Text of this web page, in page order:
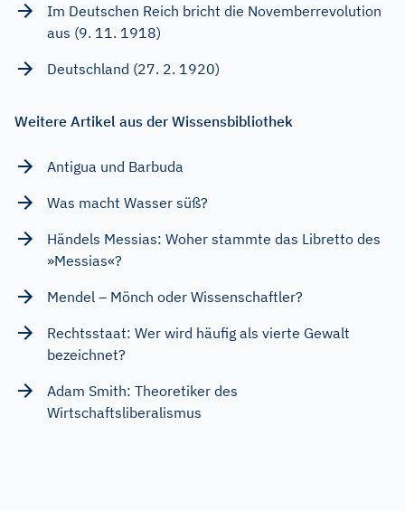
Im Deutschen Reich bricht die Novemberrevolution
aus (9. 11. 1918)
Deutschland (27. 2. 1920)
Weitere Artikel aus der Wissensbibliothek
Antigua und Barbuda
Was macht Wasser süß?
Händels Messias: Woher stammte das Libretto des
»Messias«?
Mendel – Mönch oder Wissenschaftler?
Rechtsstaat: Wer wird häufig als vierte Gewalt
bezeichnet?
Adam Smith: Theoretiker des
Wirtschaftsliberalismus